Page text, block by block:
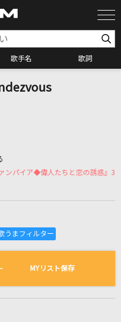
歌手名 歌詞
索
エスト
いる曲の一覧
ンパイア◆偉人たちと恋の誘惑』3
MYリスト保存